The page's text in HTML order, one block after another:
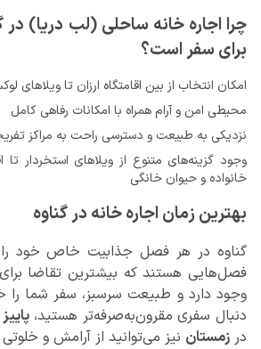
چرا اجاره خانه ساحلی (لب دریا)
برای سفر است؟
امکان انتخاب از بین اقامتگاه ارزان تا ویلاهای
محیطی امن و آرام همراه با امکانات رفاهی کامل
نزدیکی به طبیعت و دسترسی راحت به مراکز
وجود گزینه‌های متنوع از ویلاهای استخردار تا
خانواده و حیوان خانگی
بهترین زمان اجاره خانه در گناوه
گناوه در هر فصل جذابیت خاص خود
فصل‌هایی هستند که بیشترین تقاضا برای
وجود دارد و طبیعت سرسبز، سفر شما را
دنبال سفری مقرون‌به‌صرفه‌تر هستید،پاییز
در زمستان نیز می‌توانید از آرامش و